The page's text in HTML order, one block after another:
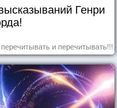
Генри
и перечитывать!!!